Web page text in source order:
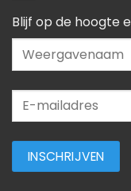
Blijf op de hoogte